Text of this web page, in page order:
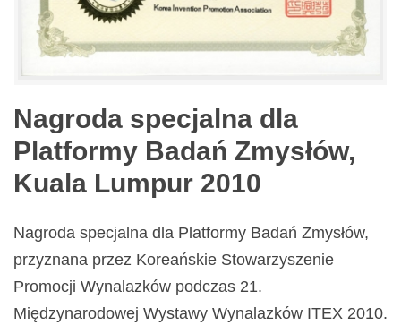
Nagroda specjalna dla
Platformy Badań Zmysłów,
Kuala Lumpur 2010
Nagroda specjalna dla Platformy Badań Zmysłów,
przyznana przez Koreańskie Stowarzyszenie
Promocji Wynalazków podczas 21.
Międzynarodowej Wystawy Wynalazków ITEX 2010.